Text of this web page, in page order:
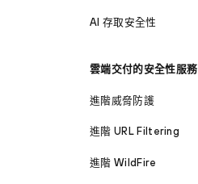
AI 存取安全性
雲端交付的安全性服務
進階威脅防護
進階 URL Filtering
進階 WildFire